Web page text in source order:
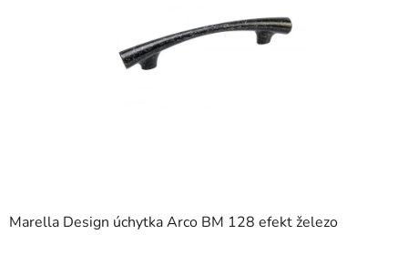
Marella Design úchytka Arco BM 128 efekt železo